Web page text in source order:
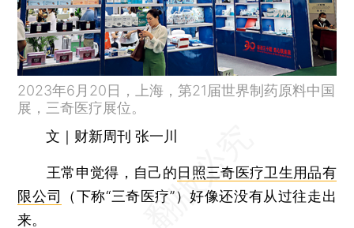
2023年6月20日，上海，第21届世界制药原料中国
展，三奇医疗展位。
文｜财新周刊 张一川
王常申觉得，自己的日照三奇医疗卫生用品有
限公司
（下称“三奇医疗”）好像还没有从过往走出
来。